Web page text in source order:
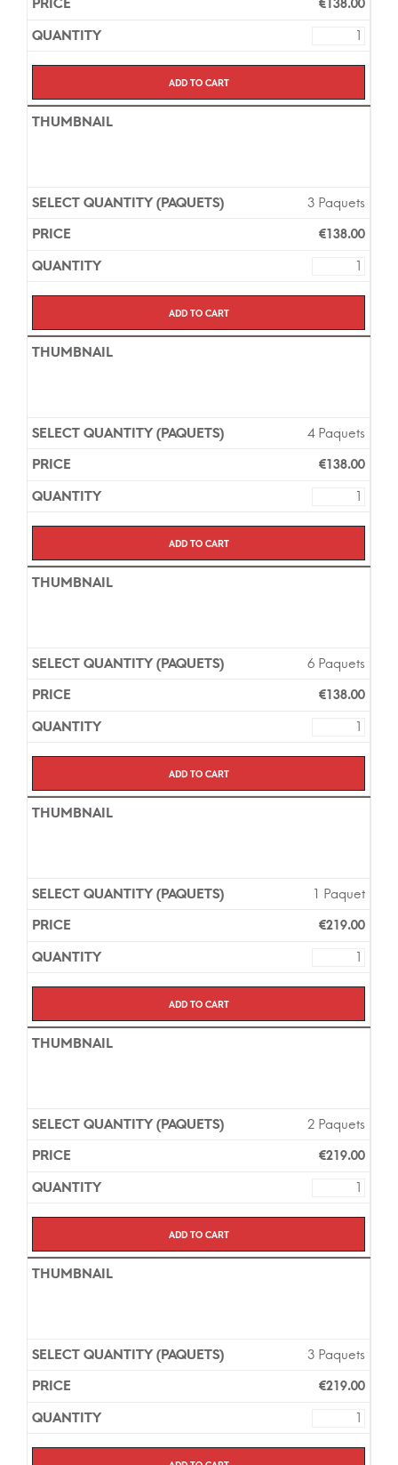
€138.00
Add to cart
3 Paquets
€138.00
Add to cart
4 Paquets
€138.00
Add to cart
6 Paquets
€138.00
Add to cart
1 Paquet
€219.00
Add to cart
2 Paquets
€219.00
Add to cart
3 Paquets
€219.00